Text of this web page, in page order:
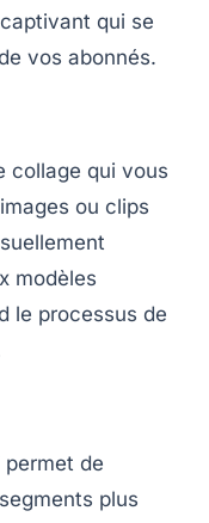
qui se
vos abonnés.
collage qui vous
ou clips
modèles
le processus de
de
plus